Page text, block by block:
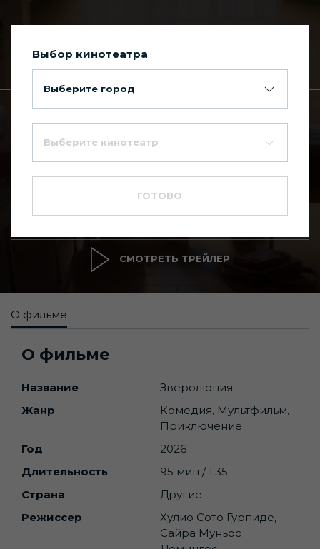
Зверолюция
СМОТРЕТЬ ТРЕЙЛЕР
О фильме
О фильме
Название
Зверолюция
Жанр
Комедия, Мультфильм,
Приключение
Год
2026
Длительность
95 мин / 1:35
Страна
Другие
Режиссер
Хулио Сото Гурпиде,
Сайра Муньос
Выбор кинотеатра
Выберите город
Выберите кинотеатр
ГОТОВО